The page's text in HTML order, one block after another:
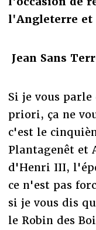
l'Angleterre et
Jean Sans
Si je vous
priori, ça ne
c'est le
Plantagenêt et
d'Henri III,
ce n'est pas
si je vous dis
le Robin des